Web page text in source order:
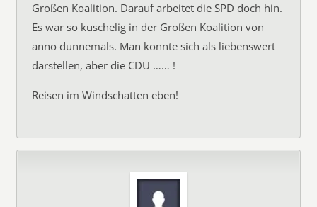
Großen Koalition. Darauf arbeitet die SPD doch hin.
Es war so kuschelig in der Großen Koalition von
anno dunnemals. Man konnte sich als liebenswert
darstellen, aber die CDU …… !
Reisen im Windschatten eben!